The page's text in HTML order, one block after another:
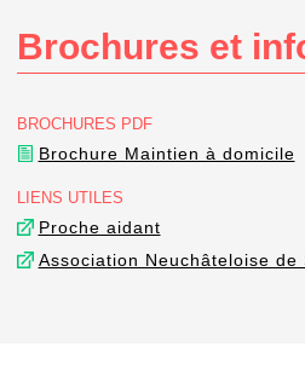
Brochures et
BROCHURES PDF
Brochure Maintien à domicile
LIENS UTILES
Proche aidant
Association Neuchâteloise de